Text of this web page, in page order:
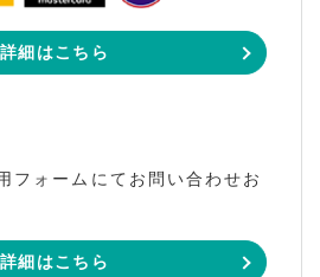
詳細はこちら
フォームにてお問い合わせお
詳細はこちら